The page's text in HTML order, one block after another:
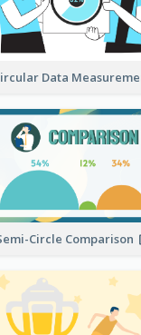
Circle Comparison